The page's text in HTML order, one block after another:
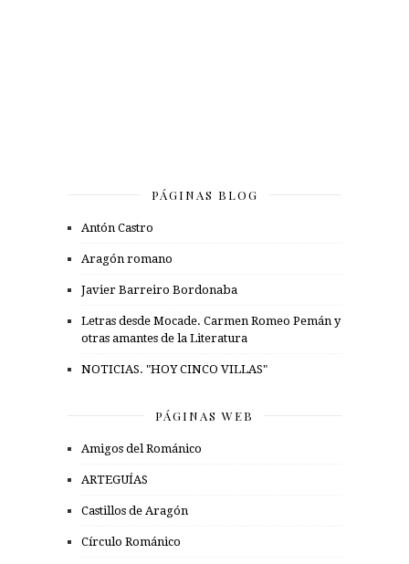
PÁGINAS BLOG
Antón Castro
Aragón romano
Javier Barreiro Bordonaba
Letras desde Mocade. Carmen Romeo Pemán y
otras amantes de la Literatura
NOTICIAS. "HOY CINCO VILLAS"
PÁGINAS WEB
Amigos del Románico
ARTEGUÍAS
Castillos de Aragón
Círculo Románico